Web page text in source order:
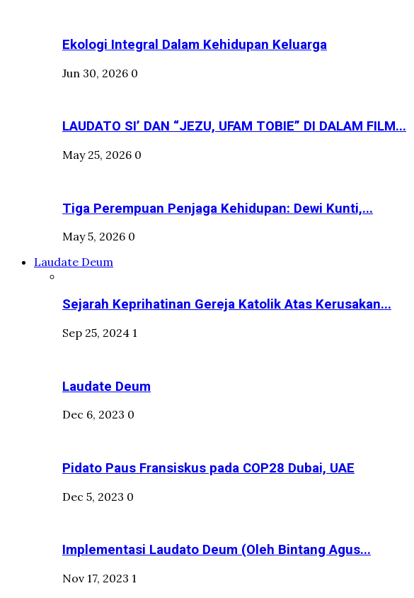
Ekologi Integral Dalam Kehidupan Keluarga
Jun 30, 2026 0
LAUDATO SI’ DAN “JEZU, UFAM TOBIE” DI DALAM FILM...
May 25, 2026 0
Tiga Perempuan Penjaga Kehidupan: Dewi Kunti,...
May 5, 2026 0
Laudate Deum
Sejarah Keprihatinan Gereja Katolik Atas Kerusakan...
Sep 25, 2024 1
Laudate Deum
Dec 6, 2023 0
Pidato Paus Fransiskus pada COP28 Dubai, UAE
Dec 5, 2023 0
Implementasi Laudato Deum (Oleh Bintang Agus...
Nov 17, 2023 1